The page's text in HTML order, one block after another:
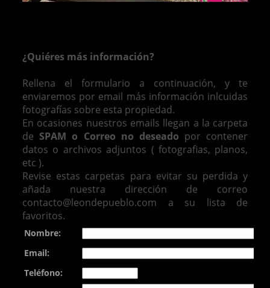
¿Quiéres más información?
Rellena el formulario a continuación, y te
enviaremos por email más información inlcuidas
fotografías sobre esta propiedad.
En ocasiones nuestros emails llegan a la carpeta
de SPAM o Correo no deseado por contener
datos o archivos adjuntos ( fotografias, planos,
etc ).
Revise estas carpetas para evitar su perdida y
añada nuestra dirección de correo
contacto@leondepueblo.com a su lista de
favoritos.
Nombre:
Email:
Teléfono: